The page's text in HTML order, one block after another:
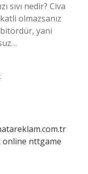
sıvı nedir? Civa
olmazsanız
yani
nttgame